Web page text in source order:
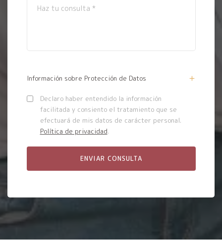
Información sobre Protección de Datos
Declaro haber entendido la información
facilitada y consiento el tratamiento que se
efectuará de mis datos de carácter personal.
Política de privacidad.